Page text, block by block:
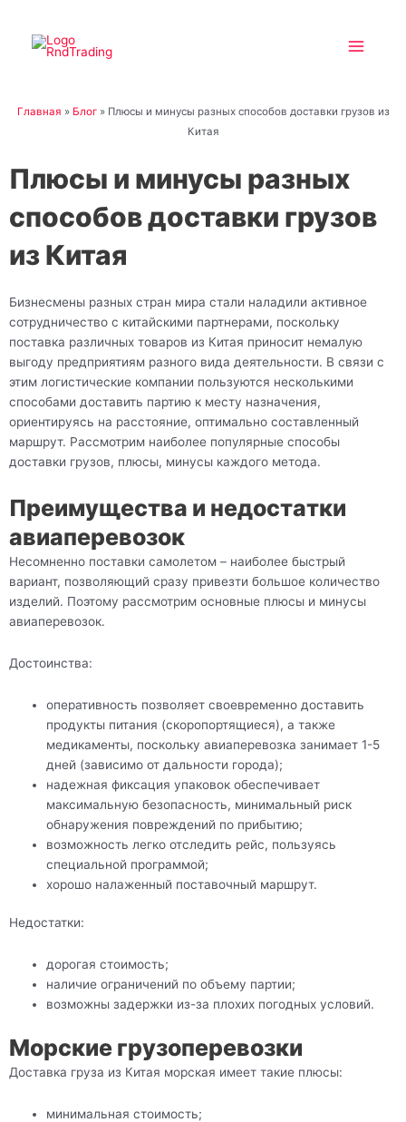
содержимому
Menu
Главная » Блог» Плюсы и минусы разных способов доставки грузов из
Китая
Плюсы и минусы разных
способов доставки грузов
из Китая
Бизнесмены разных стран мира стали наладили активное
сотрудничество с китайскими партнерами, поскольку
поставка различных товаров из Китая приносит немалую
выгоду предприятиям разного вида деятельности. В связи с
этим логистические компании пользуются несколькими
способами доставить партию к месту назначения,
ориентируясь на расстояние, оптимально составленный
маршрут. Рассмотрим наиболее популярные способы
доставки грузов, плюсы, минусы каждого метода.
Преимущества и недостатки
авиаперевозок
Несомненно поставки самолетом – наиболее быстрый
вариант, позволяющий сразу привезти большое количество
изделий. Поэтому рассмотрим основные плюсы и минусы
авиаперевозок.
Достоинства:
оперативность позволяет своевременно доставить
продукты питания (скоропортящиеся), а также
медикаменты, поскольку авиаперевозка занимает 1-5
дней (зависимо от дальности города);
надежная фиксация упаковок обеспечивает
максимальную безопасность, минимальный риск
обнаружения повреждений по прибытию;
возможность легко отследить рейс, пользуясь
специальной программой;
хорошо налаженный поставочный маршрут.
Недостатки:
дорогая стоимость;
наличие ограничений по объему партии;
возможны задержки из-за плохих погодных условий.
Морские грузоперевозки
Доставка груза из Китая морская имеет такие плюсы:
минимальная стоимость;